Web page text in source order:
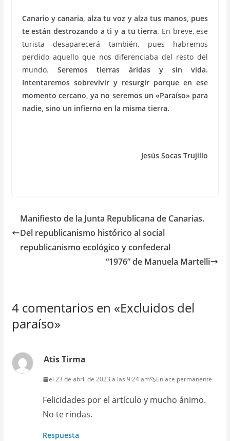
Canario y canaria, alza tu voz y alza tus manos, pues
te están destrozando a ti y a tu tierra. En breve, ese
turista desaparecerá también, pues habremos
perdido aquello que nos diferenciaba del resto del
mundo. Seremos tierras áridas y sin vida.
Intentaremos sobrevivir y resurgir porque en ese
momento cercano, ya no seremos un «Paraíso» para
nadie, sino un infierno en la misma tierra.
Jesús Socas Trujillo
Manifiesto de la Junta Republicana de Canarias.
Del republicanismo histórico al social
republicanismo ecológico y confederal
“1976” de Manuela Martelli
4 comentarios en «Excluidos del
paraíso»
Atis Tirma
el 23 de abril de 2023 a las 9:24 am Enlace permanente
Felicidades por el artículo y mucho ánimo.
No te rindas.
Respuesta